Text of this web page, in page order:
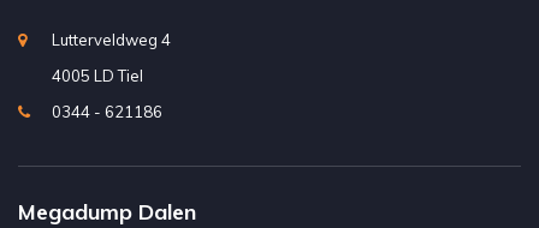
Lutterveldweg 4
4005 LD Tiel
0344 - 621186
Megadump Dalen